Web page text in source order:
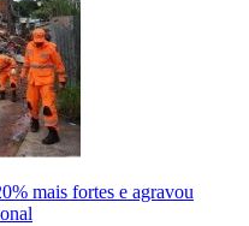
mais fortes e agravou